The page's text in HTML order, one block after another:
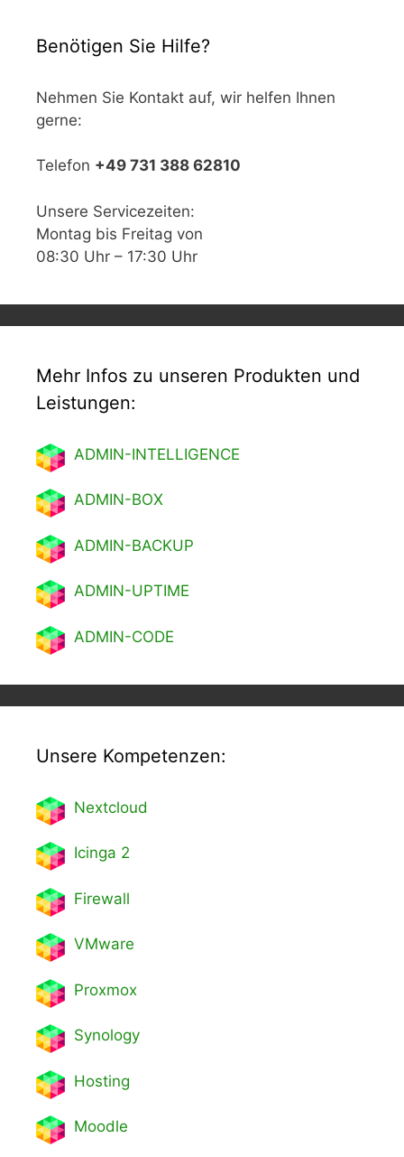
Benötigen Sie Hilfe?
Nehmen Sie Kontakt auf, wir helfen Ihnen
gerne:
Telefon +49 731 388 62810
Unsere Servicezeiten:
Montag bis Freitag von
08:30 Uhr – 17:30 Uhr
Mehr Infos zu unseren Produkten und
Leistungen:
ADMIN-INTELLIGENCE
ADMIN-BOX
ADMIN-BACKUP
ADMIN-UPTIME
ADMIN-CODE
Unsere Kompetenzen:
Nextcloud
Icinga 2
Firewall
VMware
Proxmox
Synology
Hosting
Moodle